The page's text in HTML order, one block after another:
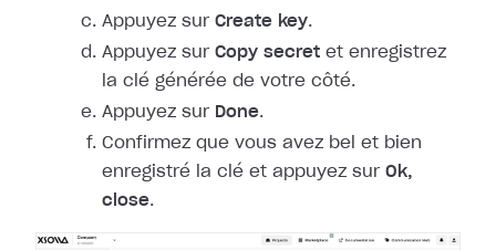
Appuyez sur Create key.
Appuyez sur Copy secret et enregistrez
la clé générée de votre côté.
Appuyez sur Done.
Confirmez que vous avez bel et bien
enregistré la clé et appuyez sur Ok,
close.